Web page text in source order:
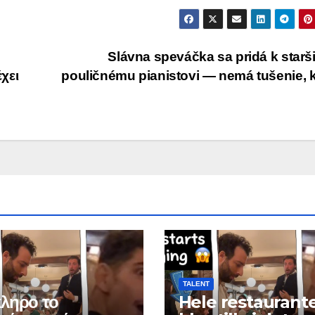
Slávna speváčka sa pridá k
pouličnému pianistovi — nemá tušenie,
το
TALENT
Hele